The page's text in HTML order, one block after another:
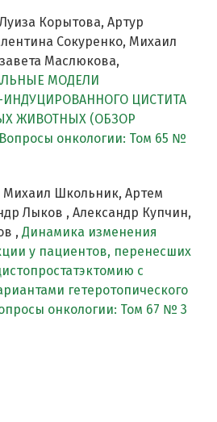
Корытова, Артур
Сокуренко, Михаил
Маслюкова,
МОДЕЛИ
ЦИСТИТА
ЖИВОТНЫХ (ОБЗОР
Вопросы онкологии: Том 65 №
Михаил Школьник, Артем
Лыков , Александр Купчин,
, Динамика изменения
у пациентов, перенесших
с
гетеротопического
онкологии: Том 67 № 3